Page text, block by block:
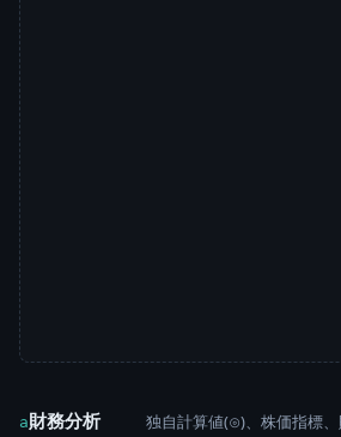
a財務分析 独自計算値(⊙)、株価指標